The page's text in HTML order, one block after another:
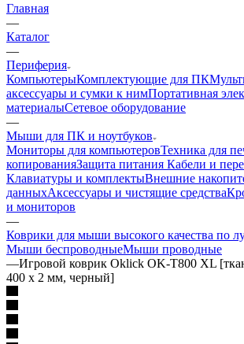
Главная
—
Каталог
—
Периферия
КомпьютерыКомплектующие для ПК
аксессуары и сумки к нимПортативная
материалыСетевое оборудование
—
Мыши для ПК и ноутбуков
Мониторы для компьютеровТехника для
копированияЗащита питания Кабели и
Клавиатуры и комплектыВнешние
данныхАксессуары и чистящие средства
и мониторов
—
Коврики для мыши высокого качества по
Мыши беспроводныеМыши проводные
—Игровой коврик Oklick OK-T800 XL
400 х 2 мм, черный]